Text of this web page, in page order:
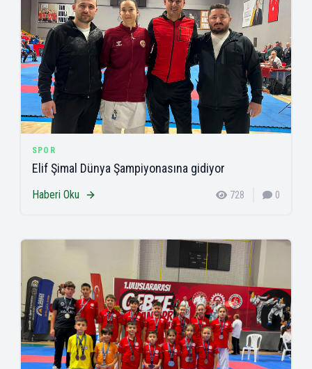
SPOR
Elif Şimal Dünya Şampiyonasına gidiyor
Haberi Oku 728 0